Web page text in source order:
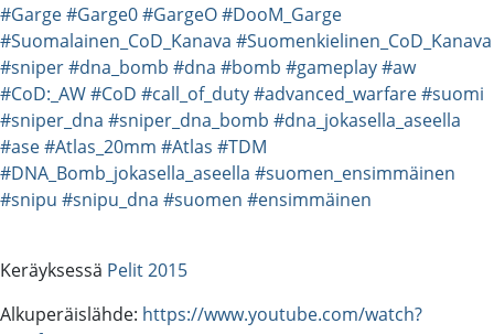
#Garge#Garge0#GargeO#DooM_Garge
#Suomalainen_CoD_Kanava #Suomenkielinen_CoD_Kanava
#sniper#dna_bomb #dna #bomb #gameplay#aw
#CoD:_AW#CoD #call_of_duty#advanced_warfare#suomi
#sniper_dna #sniper_dna_bomb #dna_jokasella_aseella
#ase#Atlas_20mm #Atlas #TDM
#DNA_Bomb_jokasella_aseella #suomen_ensimmäinen
#snipu #snipu_dna #suomen #ensimmäinen
Keräyksessä Pelit 2015
Alkuperäislähde: https://www.youtube.com/watch?